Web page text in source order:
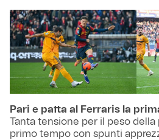
Pari e patta al Ferraris la
Tanta tensione per il peso della
primo tempo con spunti